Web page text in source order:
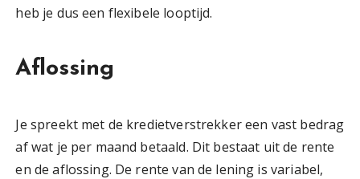
heb je dus een flexibele looptijd.
Aflossing
Je spreekt met de kredietverstrekker een vast bedrag
af wat je per maand betaald. Dit bestaat uit de rente
en de aflossing. De rente van de lening is variabel,